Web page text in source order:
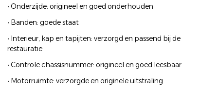
• Onderzijde: origineel en goed onderhouden
• Banden: goede staat
• Interieur, kap en tapijten: verzorgd en passend bij de
restauratie
• Controle chassisnummer: origineel en goed leesbaar
• Motorruimte: verzorgde en originele uitstraling